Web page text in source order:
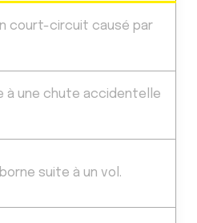
court-circuit causé par
à une chute accidentelle
suite à un vol.